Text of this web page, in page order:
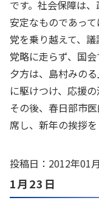
です。社会保障は
安定なものであっ
党を乗り越えて、
党略に走らず、国会
夕方は、島村みの
に駆けつけ、応援の
その後、春日部市
席し、新年の挨拶を
投稿日：2012年01
1月23日